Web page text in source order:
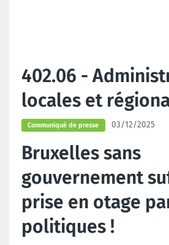
402.06 -
locales et
Communiqué de presse 03/12/2025
Bruxelles sans
gouvernement
prise en otage
politiques !